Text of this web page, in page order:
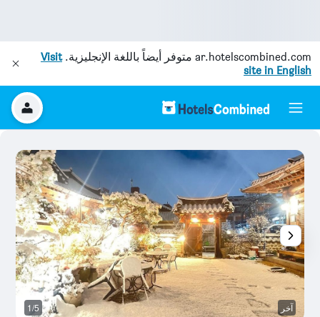
ar.hotelscombined.com متوفر أيضاً باللغة الإنجليزية.Visit
site in English
آخر 1/5